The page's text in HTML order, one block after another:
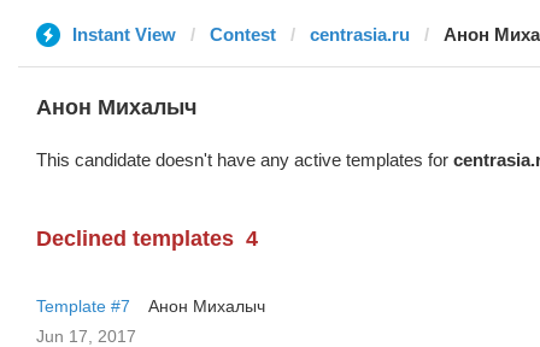
Instant View Contest centrasia.ru Анон
Анон Михалыч
This candidate doesn't have any active templates for
Declined templates 4
Template #7
Анон Михалыч
Jun 17, 2017